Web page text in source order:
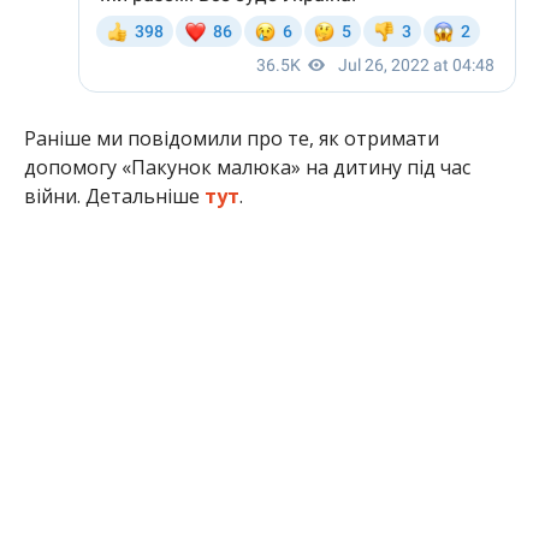
Раніше ми повідомили про те, як отримати
допомогу «Пакунок малюка» на дитину під час
війни. Детальніше тут.